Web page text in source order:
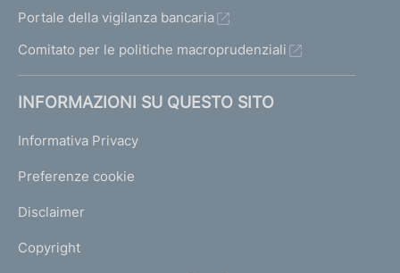
Portale della vigilanza bancaria
Comitato per le politiche macroprudenziali
INFORMAZIONI SU QUESTO SITO
Informativa Privacy
Preferenze cookie
Disclaimer
Copyright